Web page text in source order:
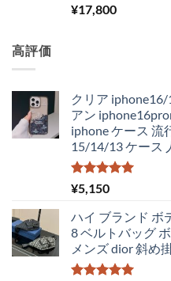
¥17,800
高評価
クリア
アン
iphone ケース 流
15/14/13 ケース
5段階中
5.00
¥5,150
ハイ ブランド ボ
8 ベルトバッグ
メンズ dior 斜め